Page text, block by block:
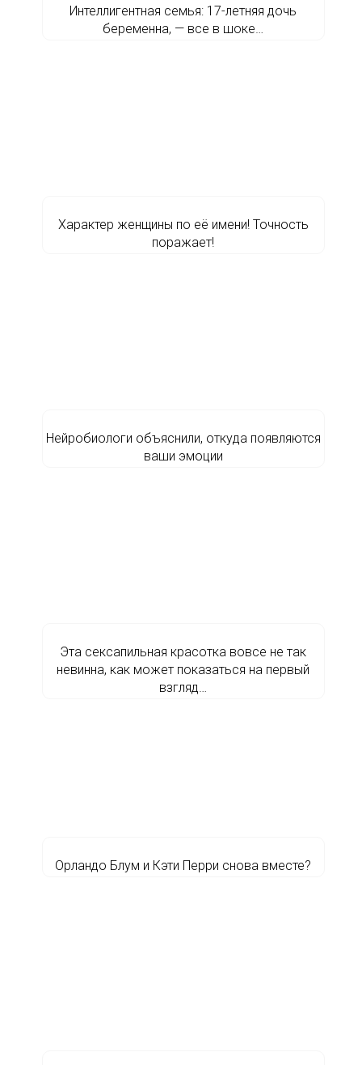
Интеллигентная семья: 17-летняя дочь
беременна, — все в шоке…
Характер женщины по её имени! Точность
поражает!
Нейробиологи объяснили, откуда появляются
ваши эмоции
Эта сексапильная красотка вовсе не так
невинна, как может показаться на первый
взгляд…
Орландо Блум и Кэти Перри снова вместе?